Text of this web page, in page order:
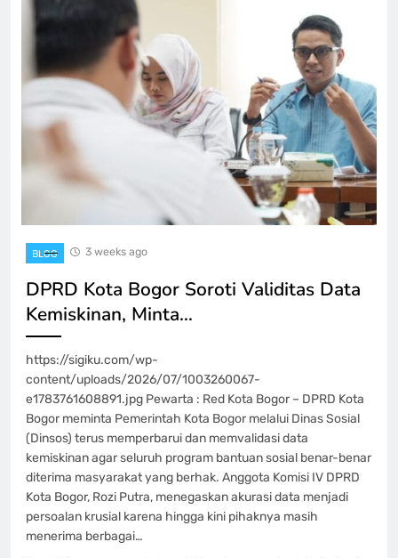
BLOG 3 weeks ago
DPRD Kota Bogor Soroti Validitas Data
Kemiskinan, Minta…
https://sigiku.com/wp-
content/uploads/2026/07/1003260067-
e1783761608891.jpg Pewarta : Red Kota Bogor – DPRD Kota
Bogor meminta Pemerintah Kota Bogor melalui Dinas Sosial
(Dinsos) terus memperbarui dan memvalidasi data
kemiskinan agar seluruh program bantuan sosial benar-benar
diterima masyarakat yang berhak. Anggota Komisi IV DPRD
Kota Bogor, Rozi Putra, menegaskan akurasi data menjadi
persoalan krusial karena hingga kini pihaknya masih
menerima berbagai…